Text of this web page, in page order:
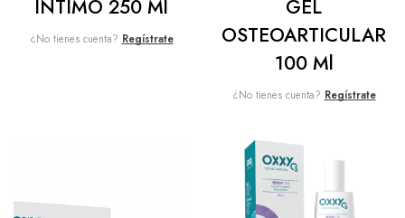
ÍNTIMO 250 Ml
¿No tienes cuenta? Regístrate
GEL
OSTEOARTICULAR
100 Ml
¿No tienes cuenta? Regístrate